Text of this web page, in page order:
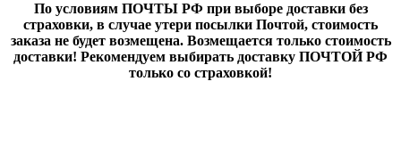
По условиям ПОЧТЫ РФ при выборе доставки без
страховки, в случае утери посылки Почтой, стоимость
заказа не будет возмещена. Возмещается только стоимость
доставки! Рекомендуем выбирать доставку ПОЧТОЙ РФ
только со страховкой!